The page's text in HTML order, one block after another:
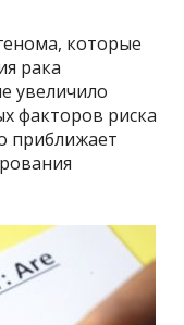
которые
рака
увеличило
факторов риска
приближает